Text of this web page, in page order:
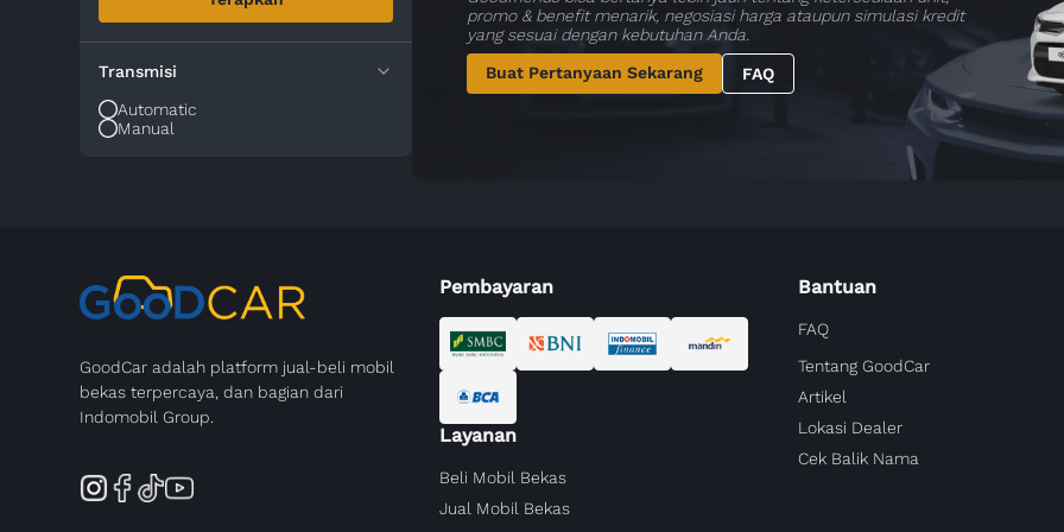
Transmisi
Automatic
Manual
promo & benefit menarik, negosiasi harga ataupun simulasi kredit
yang sesuai dengan kebutuhan Anda.
Buat Pertanyaan Sekarang
FAQ
GoodCar adalah platform jual-beli mobil
bekas terpercaya, dan bagian dari
Indomobil Group.
Pembayaran
Layanan
Beli Mobil Bekas
Jual Mobil Bekas
Bantuan
FAQ
Tentang GoodCar
Artikel
Lokasi Dealer
Cek Balik Nama